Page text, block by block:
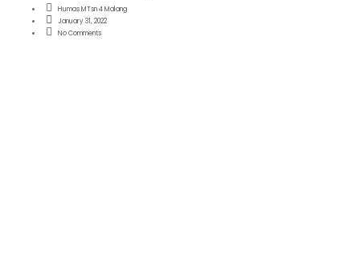
Humas MTsn 4 Malang
January 31, 2022
No Comments